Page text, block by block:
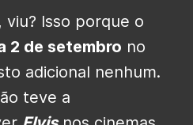
viu? Isso porque o
2 de setembro no
adicional nenhum.
teve a